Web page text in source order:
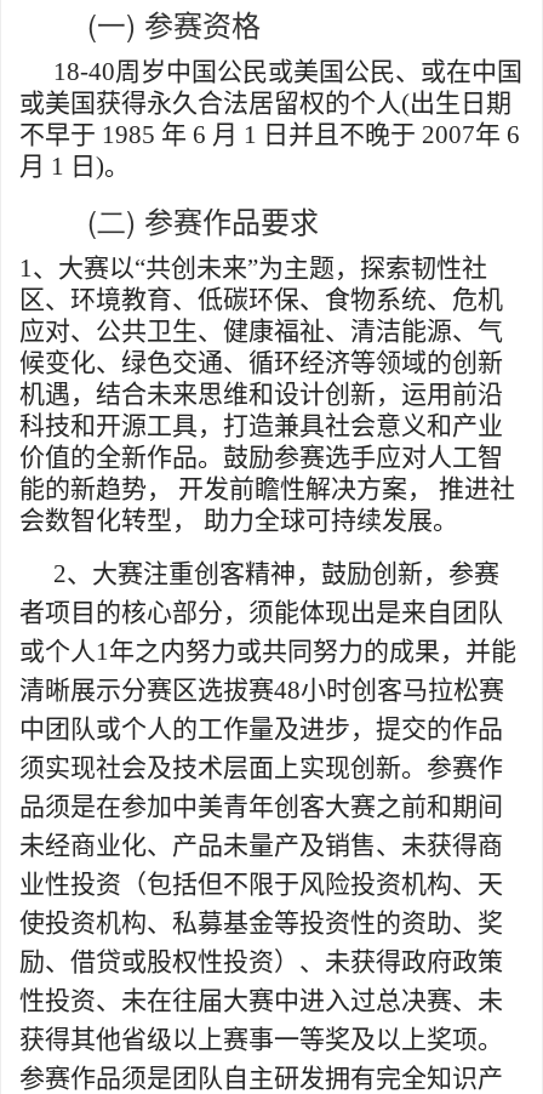
(一) 参赛资格
18-40周岁中国公民或美国公民、或在中国
或美国获得永久合法居留权的个人(出生日期
不早于 1985 年 6 月 1 日并且不晚于 2007年 6
月 1 日 )。
(二) 参赛作品要求
1 、大赛以“共创未来”为主题，探索韧性社
区、环境教育、低碳环保、食物系统、危机
应对、公共卫生、健康福祉、清洁能源、气
候变化、绿色交通、循环经济等领域的创新
机遇，结合未来思维和设计创新，运用前沿
科技和开源工具，打造兼具社会意义和产业
价值的全新作品。鼓励参赛选手应对人工智
能的新趋势， 开发前瞻性解决方案， 推进社
会数智化转型， 助力全球可持续发展。
2、大赛注重创客精神，鼓励创新，参赛
者项目的核心部分，须能体现出是来自团队
或个人 1 年之内努力或共同努力的成果，并能
清晰展示分赛区选拔赛48小时创客马拉松赛
中团队或个人的工作量及进步，提交的作品
须实现社会及技术层面上实现创新。参赛作
品须是在参加中美青年创客大赛之前和期间
未经商业化、产品未量产及销售、未获得商
业性投资（包括但不限于风险投资机构、天
使投资机构、私募基金等投资性的资助、奖
励、借贷或股权性投资）、未获得政府政策
性投资、未在往届大赛中进入过总决赛、未
获得其他省级以上赛事一等奖及以上奖项。
参赛作品须是团队自主研发拥有完全知识产